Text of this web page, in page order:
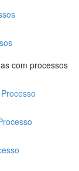
com processos